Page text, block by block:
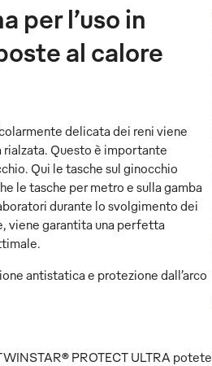
per l’uso in
al calore
delicata dei reni viene
Questo è importante
Qui le tasche sul ginocchio
le tasche per metro e sulla gamba
durante lo svolgimento dei
viene garantita una perfetta
antistatica e protezione dall’arco
PROTECT ULTRA potete